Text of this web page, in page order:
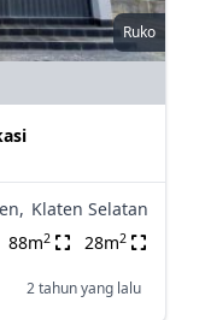
Ruko
Klaten Selatan
88m2 28m2
2 tahun yang lalu